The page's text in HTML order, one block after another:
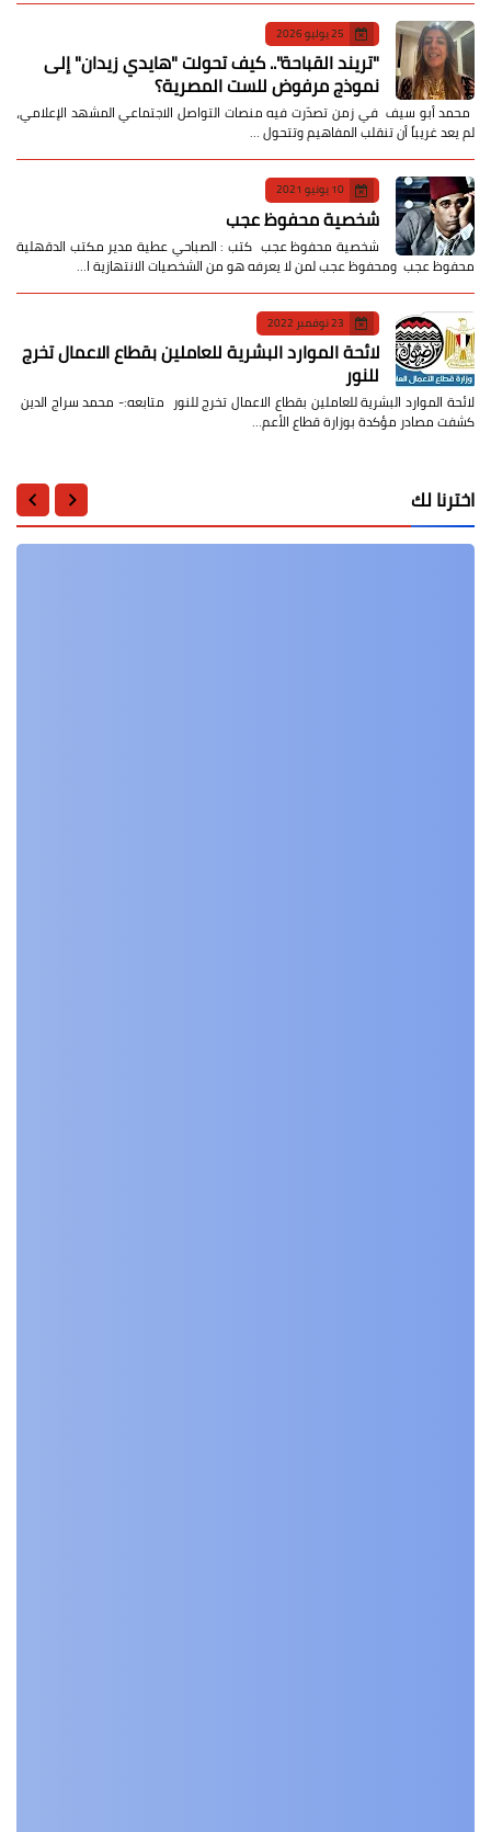
25 يوليو 2026
​"تريند القباحة".. كيف تحولت "هايدي زيدان" إلى
نموذج مرفوض للست المصرية؟
​ محمد أبو سيف ​في زمن تصدّرت فيه منصات التواصل الاجتماعي المشهد الإعلامي،
لم يعد غريباً أن تنقلب المفاهيم وتتحول …
10 يونيو 2021
شخصية محفوظ عجب
شخصية محفوظ عجب كتب : الصباحي عطية مدير مكتب الدقهلية
محفوظ عجب ومحفوظ عجب لمن لا يعرفه هو من الشخصيات الانتهازية ا…
23 نوفمبر 2022
لائحة الموارد البشرية للعاملين بقطاع الاعمال تخرج
للنور
لائحة الموارد البشرية للعاملين بقطاع الاعمال تخرج للنور متابعه:- محمد سراج الدين
كشفت مصادر مؤكدة بوزارة قطاع الأعم…
اخترنا لك